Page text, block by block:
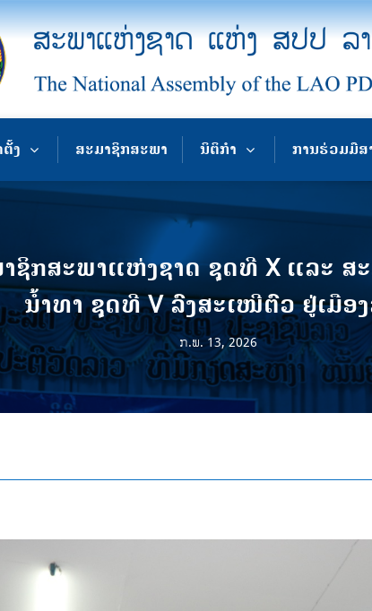
ງ ສະມາຊິກສະພາ ນິຕິກຳ ການຮ່ວມມືສ
ຊິກສະພາແຫ່ງຊາດ ຊຸດທີ X ແລະ ສ
ນໍ້າທາ ຊຸດທີ V ລົງສະເໜີຕົວ ຢູ່ເມືອ
ກ.ພ. 13, 2026